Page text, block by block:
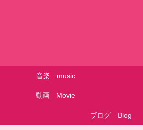
音楽 music
動画 Movie
ブログ Blog